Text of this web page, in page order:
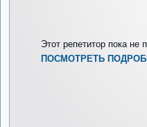
Этот репетитор пока не
ПОСМОТРЕТЬ